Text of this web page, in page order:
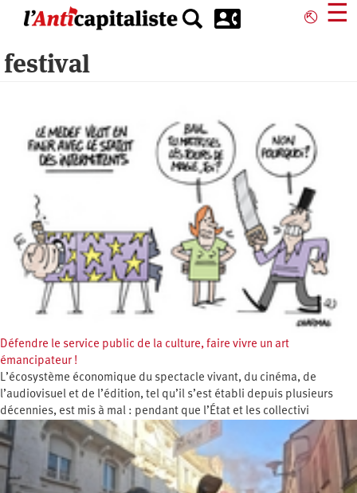
principal
⎋ ☰
festival
Défendre le service public de la culture, faire vivre un art
émancipateur !
L’écosystème économique du spectacle vivant, du cinéma, de
l’audiovisuel et de l’édition, tel qu’il s’est établi depuis plusieurs
décennies, est mis à mal : pendant que l’État et les collectivi